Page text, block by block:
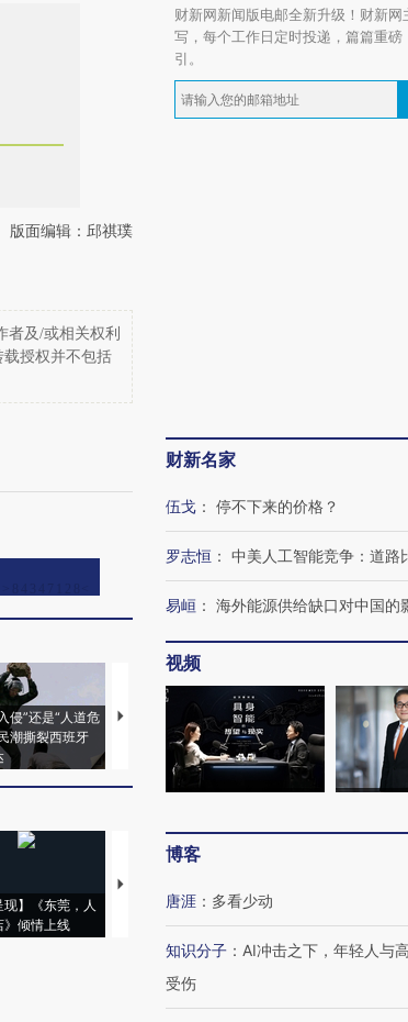
版面编辑：邱祺璞
者及/或相关权利
授权并不包括
侵”还是“人道危
潮撕裂西班牙
视线｜被称为“蟑螂”的印
度Z世代 用街头抗争将教
育部长拱下台
湖北宜昌局部短时
128毫米 紧急转移近
4000人
现】《东莞，人
》倾情上线
【推广】走进第四届链博
会，让数智科技“链”接产
有意思的生活方式·
财新网新闻版电邮全新升级！财新网
写，每个工作日定时投递，篇篇重磅
引。
财新名家
伍戈 ： 停不下来的价格？
罗志恒 ： 中美人工智能竞争：道路
易峘 ： 海外能源供给缺口对中国的
视频
博客
唐涯 ： 多看少动
知识分子 ： AI冲击之下，年轻人与
受伤